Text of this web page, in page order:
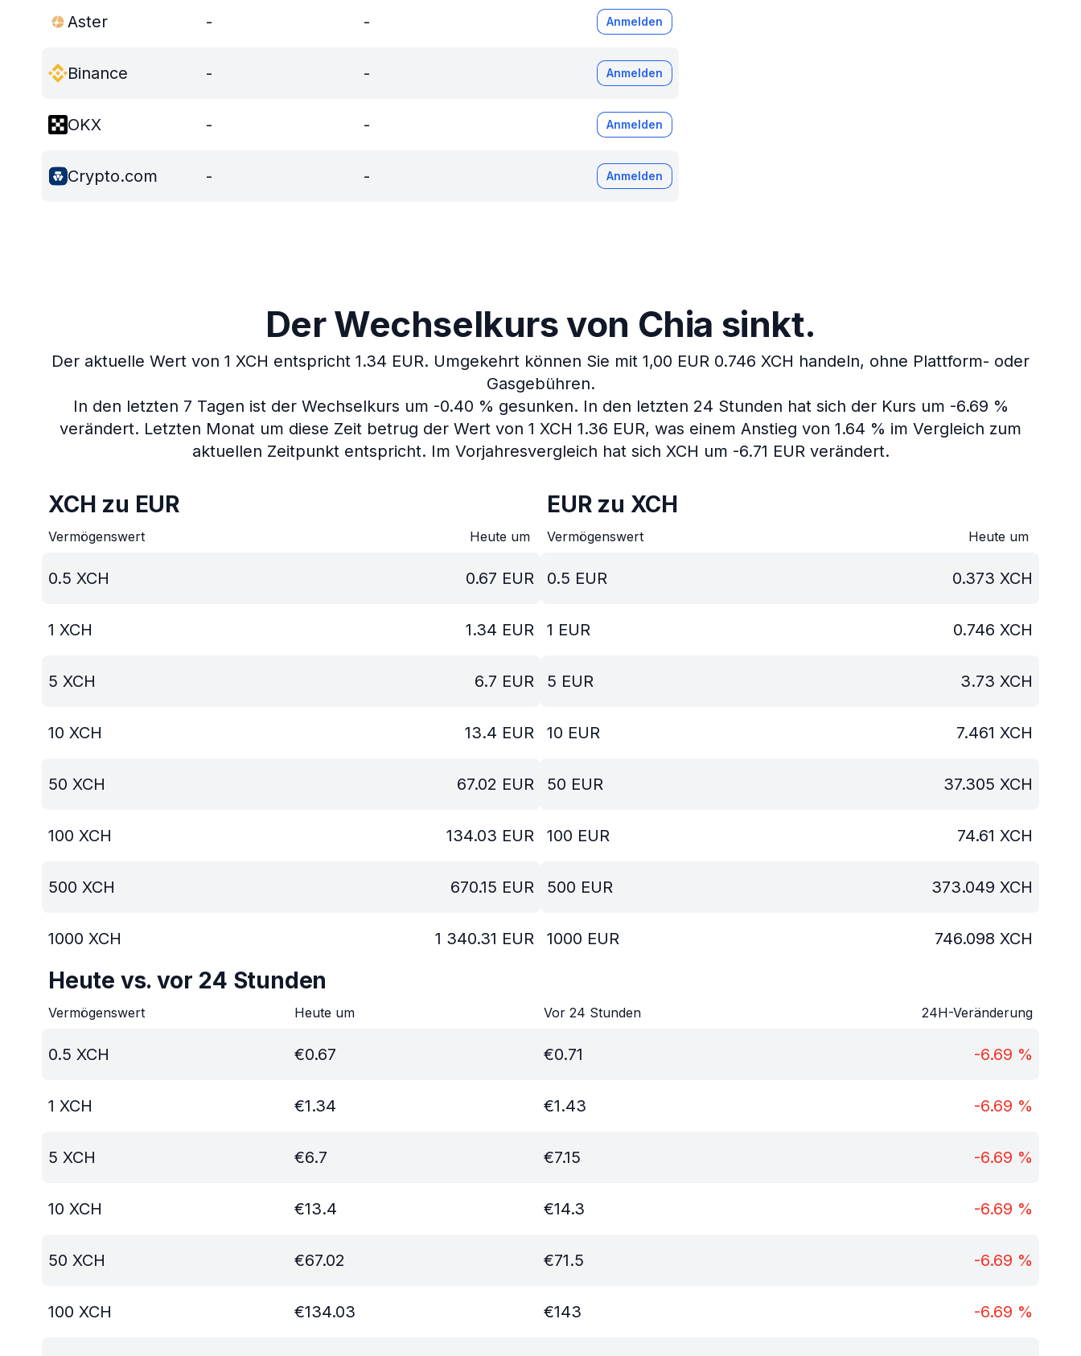
Aster - - Anmelden
Binance - - Anmelden
OKX - - Anmelden
Crypto.com - - Anmelden
Der Wechselkurs von Chia sinkt.
Der aktuelle Wert von 1 XCH entspricht 1.34 EUR. Umgekehrt können Sie mit 1,00 EUR 0.746 XCH handeln, ohne Plattform- oder
Gasgebühren.
In den letzten 7 Tagen ist der Wechselkurs um -0.40 % gesunken. In den letzten 24 Stunden hat sich der Kurs um -6.69 %
verändert. Letzten Monat um diese Zeit betrug der Wert von 1 XCH 1.36 EUR, was einem Anstieg von 1.64 % im Vergleich zum
aktuellen Zeitpunkt entspricht. Im Vorjahresvergleich hat sich XCH um -6.71 EUR verändert.
XCH zu EUR
Vermögenswert Heute um
0.5 XCH 0.67 EUR
1 XCH 1.34 EUR
5 XCH 6.7 EUR
10 XCH 13.4 EUR
50 XCH 67.02 EUR
100 XCH 134.03 EUR
500 XCH 670.15 EUR
1000 XCH 1 340.31 EUR
EUR zu XCH
Vermögenswert Heute um
0.5 EUR 0.373 XCH
1 EUR 0.746 XCH
5 EUR 3.73 XCH
10 EUR 7.461 XCH
50 EUR 37.305 XCH
100 EUR 74.61 XCH
500 EUR 373.049 XCH
1000 EUR 746.098 XCH
Heute vs. vor 24 Stunden
Vermögenswert Heute um Vor 24 Stunden 24H-Veränderung
0.5 XCH €0.67 €0.71 -6.69 %
1 XCH €1.34 €1.43 -6.69 %
5 XCH €6.7 €7.15 -6.69 %
10 XCH €13.4 €14.3 -6.69 %
50 XCH €67.02 €71.5 -6.69 %
100 XCH €134.03 €143 -6.69 %